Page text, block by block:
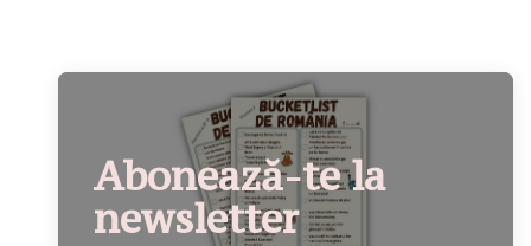
Abonează-te la
newsletter